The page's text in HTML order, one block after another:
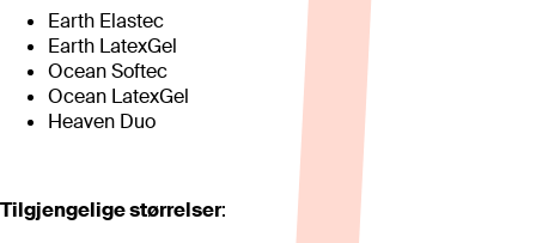
Earth Elastec
Earth LatexGel
Ocean Softec
Ocean LatexGel
Heaven Duo
Tilgjengelige størrelser: